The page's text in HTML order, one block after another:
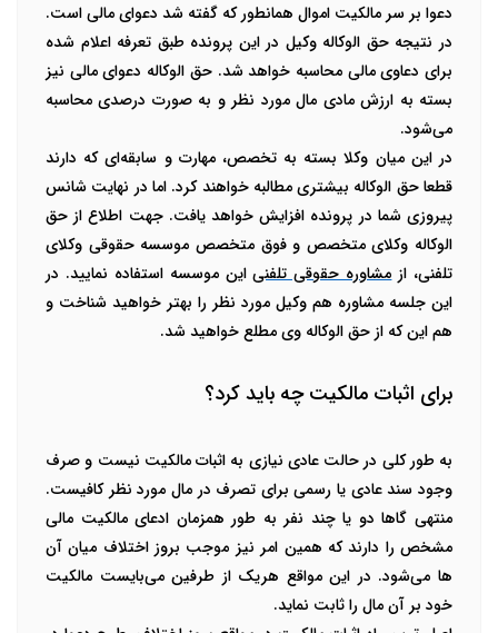
دعوا بر سر مالکیت اموال همانطور که گفته شد دعوای مالی است.
در نتیجه حق الوکاله وکیل در این پرونده طبق تعرفه اعلام شده
برای دعاوی مالی محاسبه خواهد شد. حق الوکاله دعوای مالی نیز
بسته به ارزش مادی مال مورد نظر و به صورت درصدی محاسبه
می‌شود.
در این میان وکلا بسته به تخصص، مهارت و سابقه‌ای که دارند
قطعا حق الوکاله بیشتری مطالبه خواهند کرد. اما در نهایت شانس
پیروزی شما در پرونده افزایش خواهد یافت. جهت اطلاع از حق
الوکاله وکلای متخصص و فوق متخصص موسسه حقوقی وکلای
تلفنی، ازمشاوره حقوقی تلفنیاین موسسه استفاده نمایید. در
این جلسه مشاوره هم وکیل مورد نظر را بهتر خواهید شناخت و
هم این که از حق الوکاله وی مطلع خواهید شد.
برای اثبات مالکیت چه باید کرد؟
به طور کلی در حالت عادی نیازی به اثبات مالکیت نیست و صرف
وجود سند عادی یا رسمی برای تصرف در مال مورد نظر کافیست.
منتهی گاها دو یا چند نفر به طور همزمان ادعای مالکیت مالی
مشخص را دارند که همین امر نیز موجب بروز اختلاف میان آن
ها می‌شود. در این مواقع هریک از طرفین می‌بایست مالکیت
خود بر آن مال را ثابت نماید.